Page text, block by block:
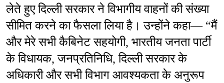
लेते हुए दिल्ली सरकार ने विभागीय वाहनों की संख्या
सीमित करने का फैसला लिया है। उन्होंने कहा— “मैं
और मेरे सभी कैबिनेट सहयोगी, भारतीय जनता पार्टी
के विधायक, जनप्रतिनिधि, दिल्ली सरकार के
अधिकारी और सभी विभाग आवश्यकता के अनुरूप